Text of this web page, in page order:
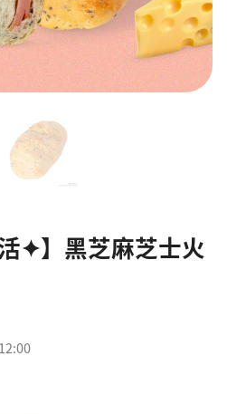
✦】黑芝麻芝士火